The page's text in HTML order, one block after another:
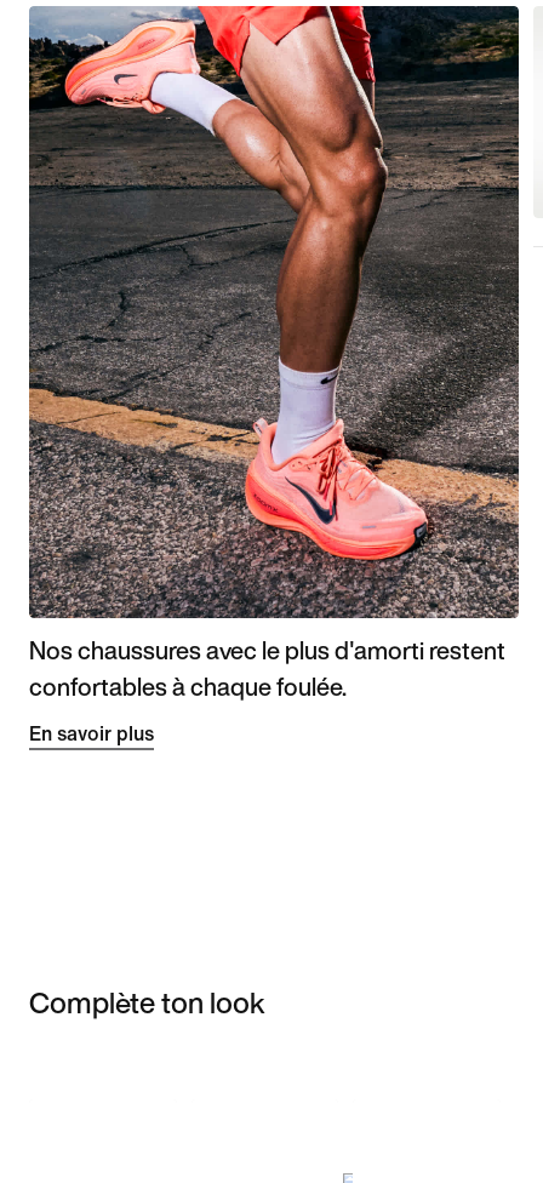
Nos chaussures avec le plus d'amorti restent
confortables à chaque foulée.
En savoir plus
Complète ton look